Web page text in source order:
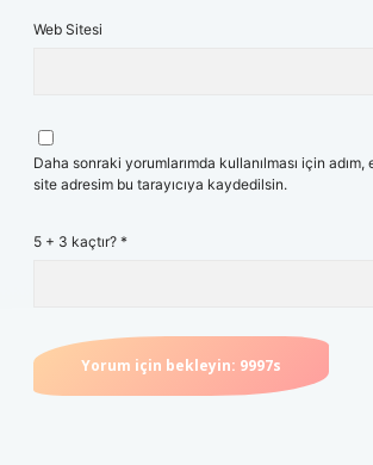
Web Sitesi
Daha sonraki yorumlarımda kullanılması için
site adresim bu tarayıcıya kaydedilsin.
5 + 3 kaçtır? *